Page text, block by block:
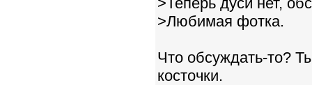
>Любимая фотка.
Что обсуждать-то?
косточки.